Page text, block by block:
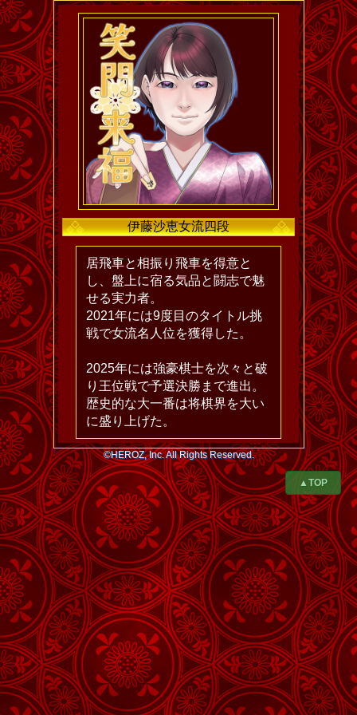
伊藤沙恵女流四段
居飛車と相振り飛車を得意と
し、盤上に宿る気品と闘志で魅
せる実力者。
2021年には9度目のタイトル挑
戦で女流名人位を獲得した。
2025年には強豪棋士を次々と破
り王位戦で予選決勝まで進出。
歴史的な大一番は将棋界を大い
に盛り上げた。
©HEROZ, Inc. All Rights Reserved.
▲TOP